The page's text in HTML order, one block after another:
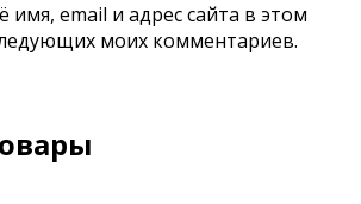
имя, email и адрес сайта в этом
моих комментариев.